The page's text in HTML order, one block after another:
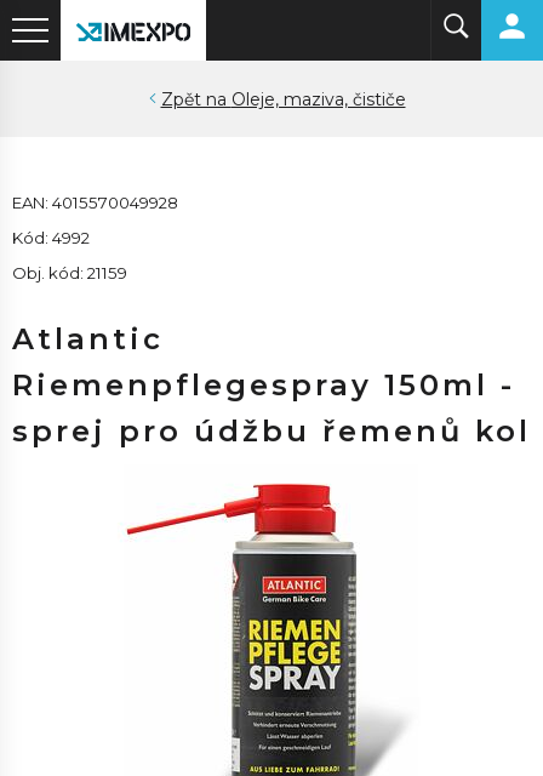
Oleje, maziva, čističe
EAN: 4015570049928
Kód: 4992
Obj. kód: 21159
Atlantic
Riemenpflegespray 150ml -
sprej pro údžbu řemenů kol